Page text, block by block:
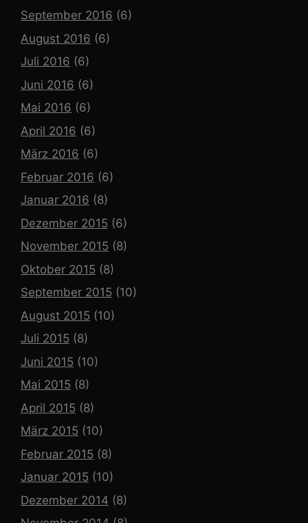
September 2016 (6)
August 2016 (6)
Juli 2016 (6)
Juni 2016 (6)
Mai 2016 (6)
April 2016 (6)
März 2016 (6)
Februar 2016 (6)
Januar 2016 (8)
Dezember 2015 (6)
November 2015 (8)
Oktober 2015 (8)
September 2015 (10)
August 2015 (10)
Juli 2015 (8)
Juni 2015 (10)
Mai 2015 (8)
April 2015 (8)
März 2015 (10)
Februar 2015 (8)
Januar 2015 (10)
Dezember 2014 (8)